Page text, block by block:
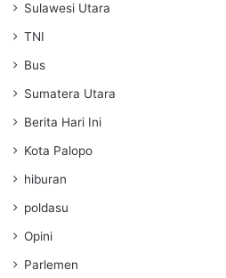
Sulawesi Utara
TNI
Bus
Sumatera Utara
Berita Hari Ini
Kota Palopo
hiburan
poldasu
Opini
Parlemen